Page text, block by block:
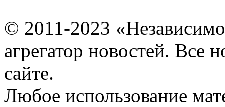
© 2011-2023
агрегатор новостей. Все
сайте.
Любое использование